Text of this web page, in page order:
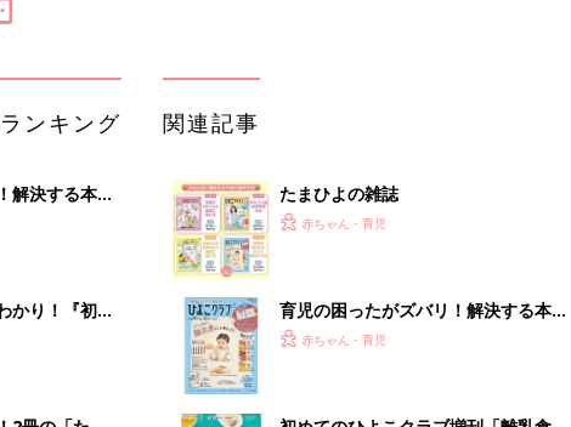
ンキング
解決する本
4カ月～2才
かり！『初め
〈巻頭大特
関連記事
たまひよの雑誌
赤ちゃん・育児
育児の困ったがズバリ！解決する本
『ひよこクラブ 秋号』 4カ月～2才
赤ちゃん・育児